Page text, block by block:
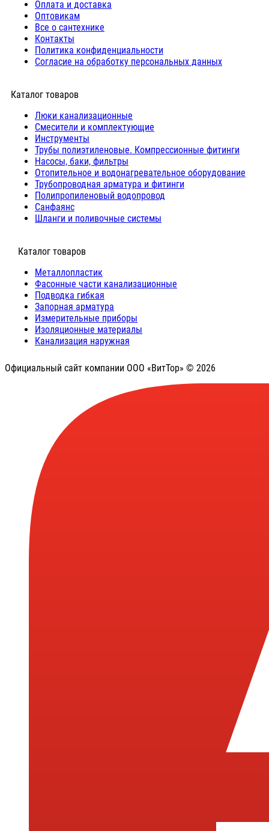
Оплата и доставка
Оптовикам
Все о сантехнике
Контакты
Политика конфиденциальности
Согласие на обработку персональных данных
Каталог товаров
Люки канализационные
Cмесители и комплектующие
Инструменты
Трубы полиэтиленовые. Компрессионные фитинги
Насосы, баки, фильтры
Отопительное и водонагревательное оборудование
Трубопроводная арматура и фитинги
Полипропиленовый водопровод
Санфаянс
Шланги и поливочные системы
⠀Каталог товаров
Металлопластик
Фасонные части канализационные
Подводка гибкая
Запорная арматура
Измерительные приборы
Изоляционные материалы
Канализация наружная
Официальный сайт компании ООО «ВитТор» © 2026